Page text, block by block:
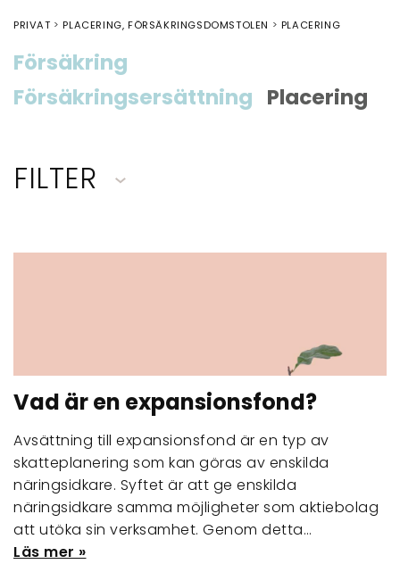
PRIVAT PLACERING, FÖRSÄKRINGSDOMSTOLEN PLACERING
Försäkring
Försäkringsersättning Placering
FILTER
Vad är en expansionsfond?
Avsättning till expansionsfond är en typ av
skatteplanering som kan göras av enskilda
näringsidkare. Syftet är att ge enskilda
näringsidkare samma möjligheter som aktiebolag
att utöka sin verksamhet. Genom detta…
Läs mer »